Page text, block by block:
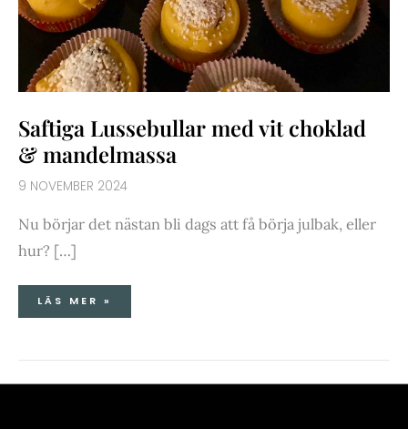
Saftiga Lussebullar med vit choklad
& mandelmassa
9 NOVEMBER 2024
Nu börjar det nästan bli dags att få börja julbak, eller
hur? […]
LÄS MER »